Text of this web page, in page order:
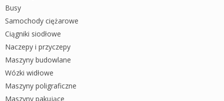
Busy
Samochody ciężarowe
Ciągniki siodłowe
Naczepy i przyczepy
Maszyny budowlane
Wózki widłowe
Maszyny poligraficzne
Maszyny pakujące